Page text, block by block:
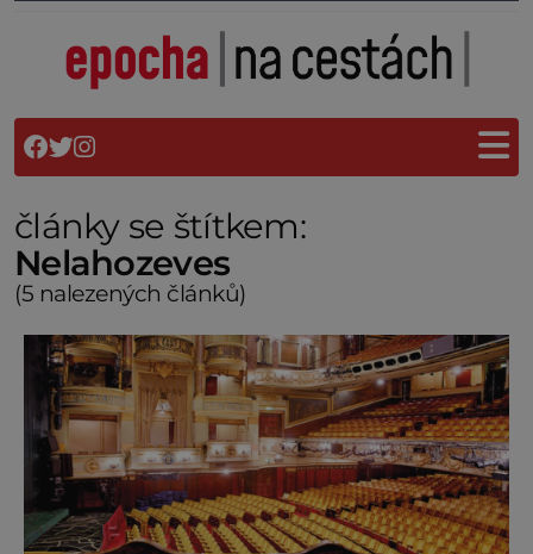
články se štítkem:
Nelahozeves
(5 nalezených článků)